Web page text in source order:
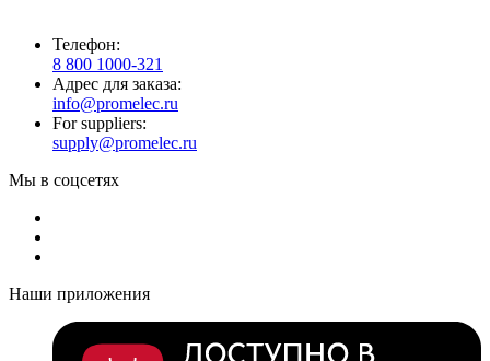
Телефон:
8 800 1000-321
Адрес для заказа:
info@promelec.ru
For suppliers:
supply@promelec.ru
Мы в соцсетях
Наши приложения